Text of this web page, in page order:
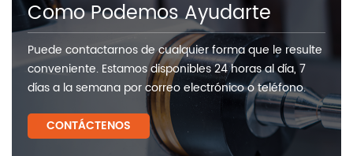
Como Podemos Ayudarte
Puede contactarnos de cualquier forma que le resulte
conveniente. Estamos disponibles 24 horas al día, 7
días a la semana por correo electrónico o teléfono.
CONTÁCTENOS